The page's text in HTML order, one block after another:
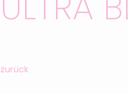
zurück